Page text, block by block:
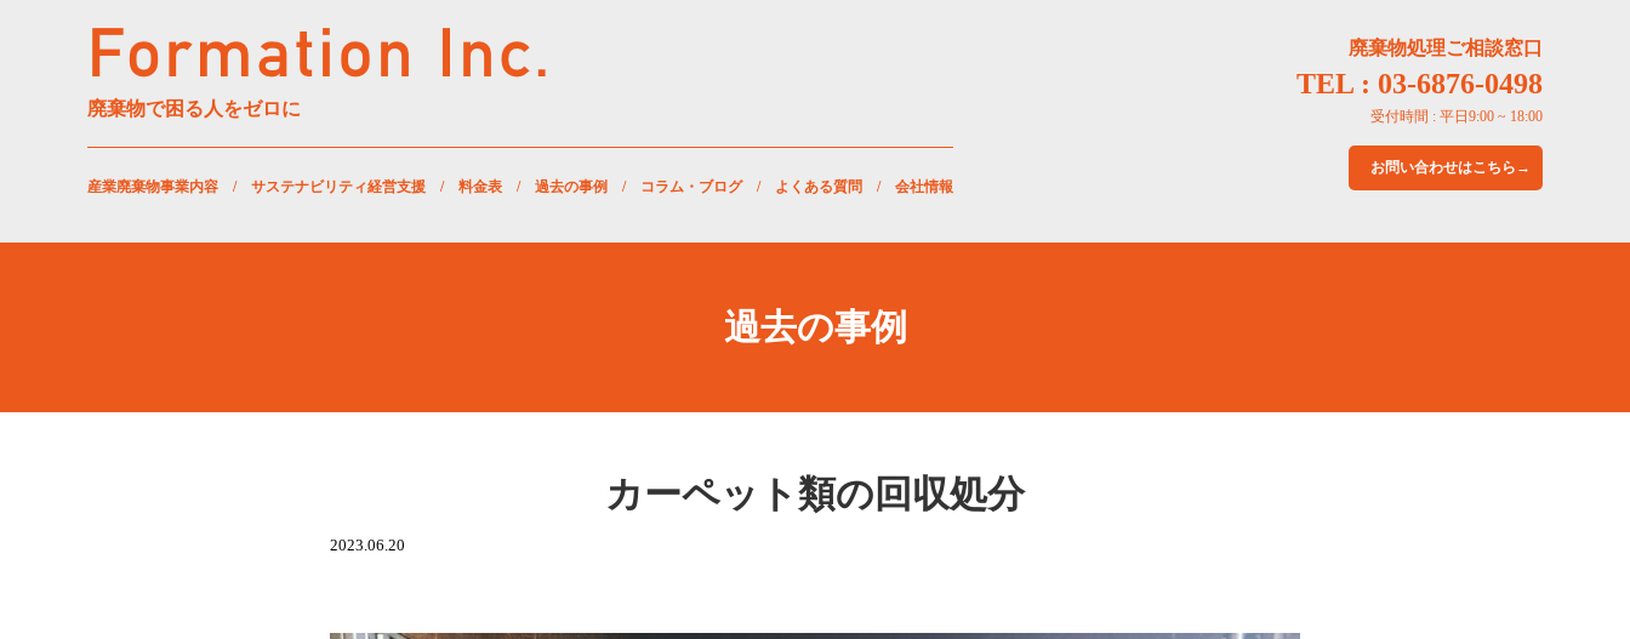
廃棄物で困る人をゼロに
産業廃棄物事業内容 / サステナビリティ経営支援 / 料金表 / 過去の事例 / コラム・ブログ/ よくある質問 / 会社情報
廃棄物処理ご相談窓口
TEL : 03-6876-0498
受付時間 : 平日9:00 ~ 18:00
お問い合わせはこちら→
過去の事例
カーペット類の回収処分
2023.06.20